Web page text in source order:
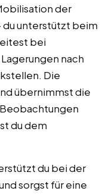
der
du unterstützt beim
bei
nach
Die
übernimmst die
du dem
du bei der
sorgst für eine